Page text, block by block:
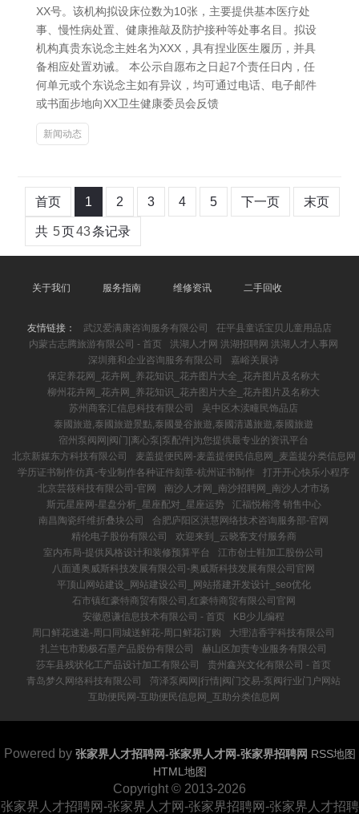
XX号。该机构拟设床位数为10张，主要提供基本医疗处
事、慢性病处置、健康推敲及防护接种等处事名目。拟设
机构真贵东说念主姓名为XXX，具有捏业医生履历，并具
备相应处置劝诫。 本公示自愿布之日起7个责任日内，任
何单元或个东说念主如有异议，均可通过电话、电子邮件
或书面步地向XX卫生健康委员会反馈
新闻动态
首页 1 2 3 4 5 下一页 末页
共 5页43条记录
关于我们 服务指南 维修资讯 二手回收
友情链接： 武汉爱满康咨询服务有限公司
茌平县童话宝贝儿童用品店
内蒙古志腾旅游有限公司 - 首页
洪湖人才网 洪湖招聘网 洪湖人才人事网
深圳雍和企业咨询服务有限公司
嘉峪关展诗
保定养花网_花卉网_养花知识_花卉图片大全_花卉图片及名称大
柳州花卉网_花卉网_养花知识_花卉图片大全_花卉图片及名称大
苏州商客汇信息科技有限公司
吴中区木渎疃民饰品店
泰國旅遊,泰國旅遊景點,泰國曼谷旅遊,泰國清邁旅遊,泰國旅遊
宿州泵阀网|阀门|离心泵|泵配件|为您提供最专业的资讯平台
北京新媒东方科技有限公司
麦盖提便民网-麦盖提便民信息网_麦盖提分类信息网
学历证书制作仿真-专业制作各种证件刻章-杭州证书制作
打开开心快乐小程序
北京芸筱科技有限公司-官网
南沙人才网_南沙招聘网_南沙人才市场
斯元星座网-星盘分析_星座配对_星座运势
汇福悦榕湾 销售中心
南昌陶瓷纤维折叠块公司
合肥庐阳区洪慧网络技术咨询服务部-官网
精伦电子股份有限公司
欢迎来到_云晓客支付服务商
室内布局-提供风格设计和装修预算平台
江市创士鞋加工股份公司
八面通奥威斯科技发展有限公司-奥威斯科技发展有限公司官网
平顶山网站建设_网站建设公司_网站搭建开发设计_seo优化
石市镇红豪特商贸有限公司,红豪特商贸有限公司官网
安徽恩谦信息技术有限公司 - 首页
KB少儿编程
周口鲜花速递-周口同城送鲜花-周口鲜花订购
大理洁香宇科技有限公司
扎兰屯市勤极石墨产品股份有限公司
赫山区加责专业服务有限公司
莎车县残状化工产品设计加工有限公司
贵州鑫兴文化有限公司 - 首页
青岛梦久网络科技有限公司
菏泽泵阀网|行情|阀门交易-泵阀行业门户网站
互助便民网-互助便民信息网_互助分类信息网
Powered by 张家界人才招聘网-张家界人才网-张家界招聘网 RSS地图
HTML地图
Copyright © 2013-2026
张家界人才招聘网-张家界人才网-张家界招聘网-张家界人才招聘